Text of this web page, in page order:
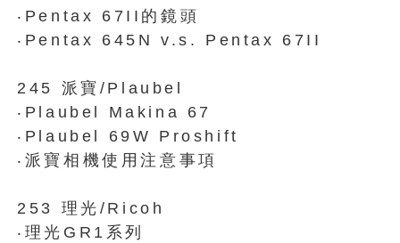
‧Pentax 67II的鏡頭
‧Pentax 645N v.s. Pentax 67II
245 派寶/Plaubel
‧Plaubel Makina 67
‧Plaubel 69W Proshift
‧派寶相機使用注意事項
253 理光/Ricoh
‧理光GR1系列